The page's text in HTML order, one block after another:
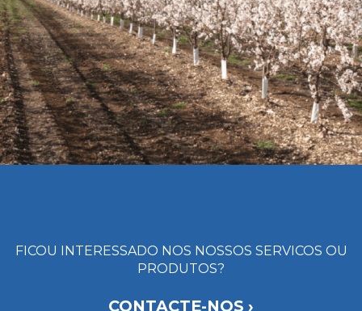
FICOU INTERESSADO NOS NOSSOS SERVICOS OU
PRODUTOS?
CONTACTE-NOS ›